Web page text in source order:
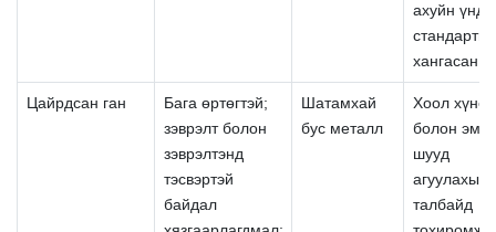
ахуйн
стандартыг
хангасан
Цайрдсан ган
Бага өртөгтэй;
зэврэлт болон
зэврэлтэнд
тэсвэртэй
байдал
Шатамхай
бус металл
Хоол хүнс
болон
шууд
агуулахын
талбайд